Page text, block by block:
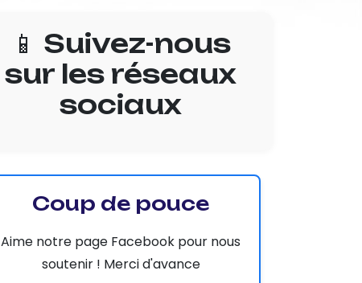
📱 Suivez-nous
sur les réseaux
sociaux
Coup de pouce
Aime notre page Facebook pour nous
soutenir ! Merci d'avance